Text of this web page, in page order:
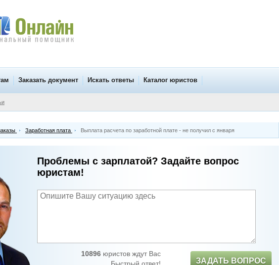
Заказать документ Искать ответы Каталог юристов
Заработная плата Выплата расчета по заработной плате - не получил с января
Проблемы с зарплатой? Задайте вопрос
юристам!
10896юристов ждут Вас
ЗАДАТЬ ВОПРОС